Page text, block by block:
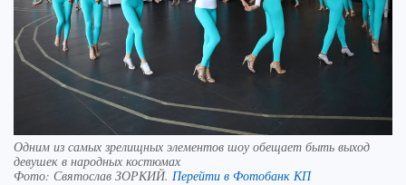
Одним из самых зрелищных элементов шоу обещает быть выход
девушек в народных костюмах
Фото: Святослав ЗОРКИЙ. Перейти в Фотобанк КП